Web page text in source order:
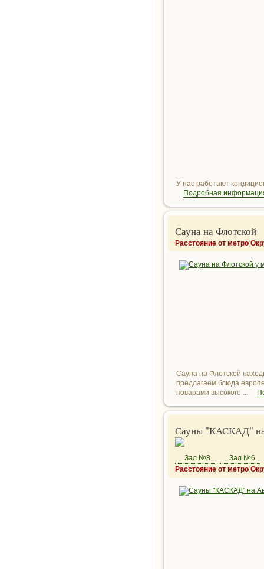
У нас работают
Подробная
Сауна на Флотской
Расстояние от метро
Сауна на Флотской
предлагаем блюда
поварами высокого ...
Сауны "КАСКАД" на
Зал №8
Зал №6
Расстояние от метро